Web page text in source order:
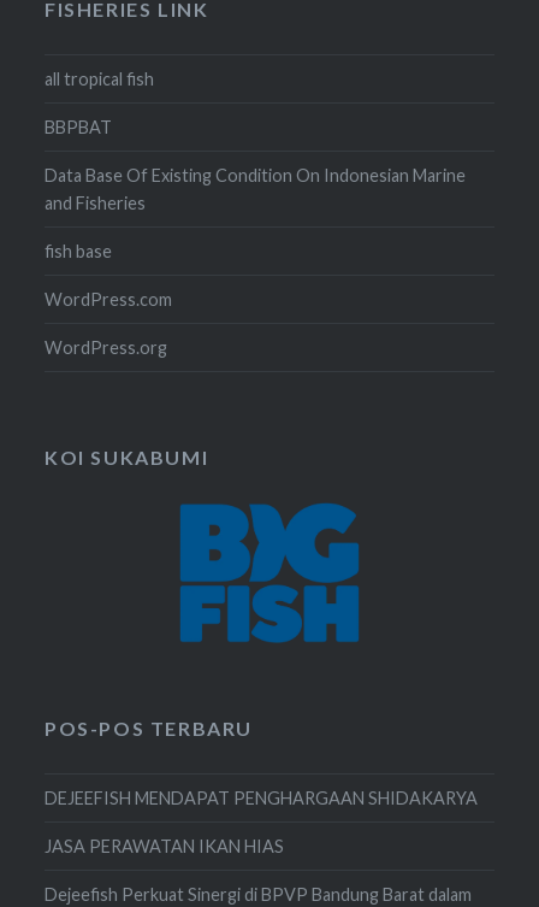
FISHERIES LINK
all tropical fish
BBPBAT
Data Base Of Existing Condition On Indonesian Marine
and Fisheries
fish base
WordPress.com
WordPress.org
KOI SUKABUMI
POS-POS TERBARU
DEJEEFISH MENDAPAT PENGHARGAAN SHIDAKARYA
JASA PERAWATAN IKAN HIAS
Dejeefish Perkuat Sinergi di BPVP Bandung Barat dalam